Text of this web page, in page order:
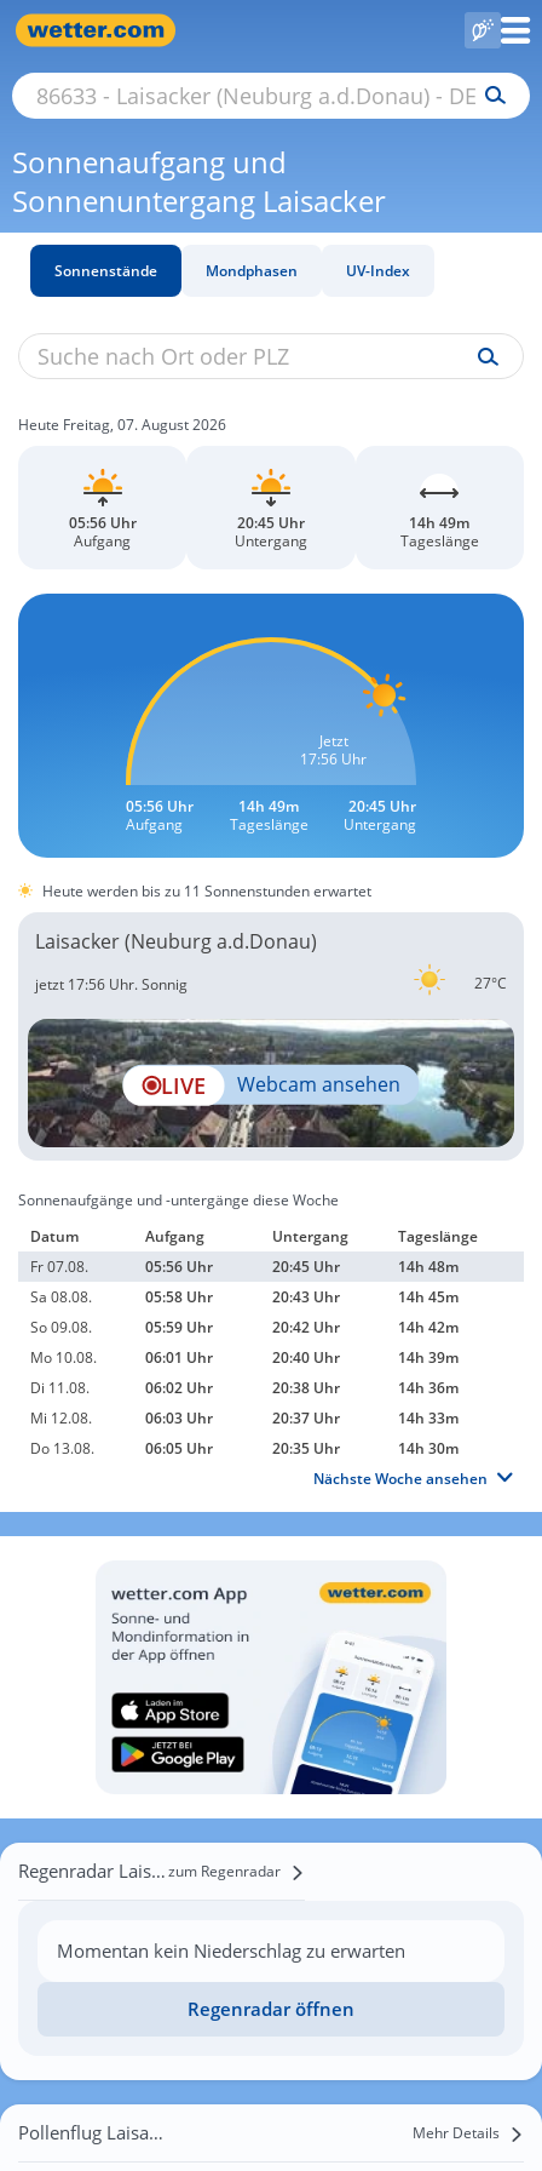
Sonnenaufgang und
Sonnenuntergang Laisacker
Sonnenstände Mondphasen UV-Index
Heute Freitag, 07. August 2026
05:56 Uhr
Aufgang
20:45 Uhr
Untergang
14h 49m
Tageslänge
Jetzt
17:56 Uhr
05:56 Uhr
Aufgang
14h 49m
Tageslänge
20:45 Uhr
Untergang
Heute werden bis zu 11 Sonnenstunden erwartet
Laisacker (Neuburg a.d.Donau)
27°C
jetzt 17:56 Uhr.Sonnig
LIVE Webcam ansehen
Sonnenaufgänge und -untergänge diese Woche
Datum
Aufgang Untergang
Tageslänge
Fr 07.08.
05:56 Uhr 20:45 Uhr
14h 48m
Sa 08.08.
05:58 Uhr 20:43 Uhr
14h 45m
So 09.08.
05:59 Uhr 20:42 Uhr
14h 42m
Mo 10.08.
06:01 Uhr 20:40 Uhr
14h 39m
Di 11.08.
06:02 Uhr 20:38 Uhr
14h 36m
Mi 12.08.
06:03 Uhr 20:37 Uhr
14h 33m
Do 13.08.
06:05 Uhr 20:35 Uhr
14h 30m
Nächste Woche ansehen
Regenradar Laisackerzum Regenradar
Momentan kein Niederschlag zu erwarten
Regenradar öffnen
Pollenflug Laisacker Mehr Details